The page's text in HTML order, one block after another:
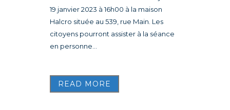
19 janvier 2023 à 16h00 à la maison
Halcro située au 539, rue Main. Les
citoyens pourront assister à la séance
en personne...
READ MORE